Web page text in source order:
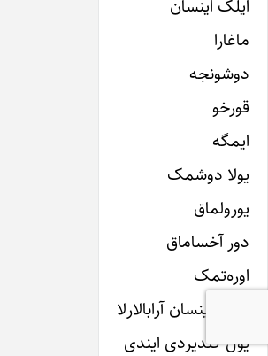
ایلک اینسان
ماغارا
دوشونجه
قورخو
ایمگه
یولا دوشمک
یورولماق
دور آخساماق
اوره‌تمک
ایلک اینسان آرابالارلا
یول گئدیردی ایندی